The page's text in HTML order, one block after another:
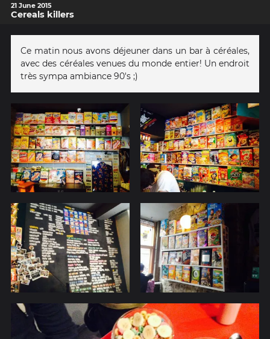
21 June 2015
Cereals killers
Ce matin nous avons déjeuner dans un bar à céréales,
avec des céréales venues du monde entier! Un endroit
très sympa ambiance 90's ;)